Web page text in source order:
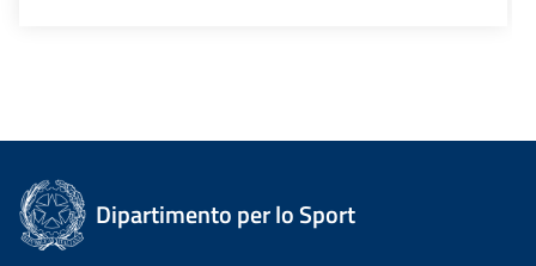
Dipartimento per lo Sport